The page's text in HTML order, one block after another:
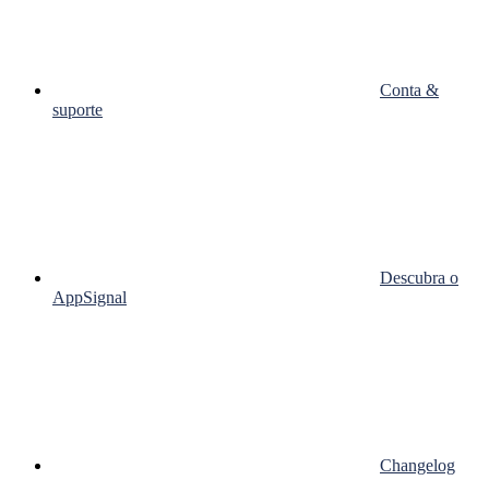
Conta &
suporte
Descubra o
AppSignal
Changelog